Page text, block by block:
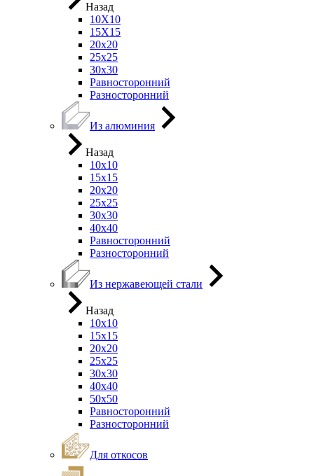
Назад
10Х10
15Х15
20х20
25х25
30х30
Равносторонний
Разносторонний
Из алюминия
Назад
10х10
15х15
20х20
25х25
30х30
40х40
Равносторонний
Разносторонний
Из нержавеющей стали
Назад
10х10
15х15
20х20
25х25
30х30
40х40
50х50
Равносторонний
Разносторонний
Для откосов